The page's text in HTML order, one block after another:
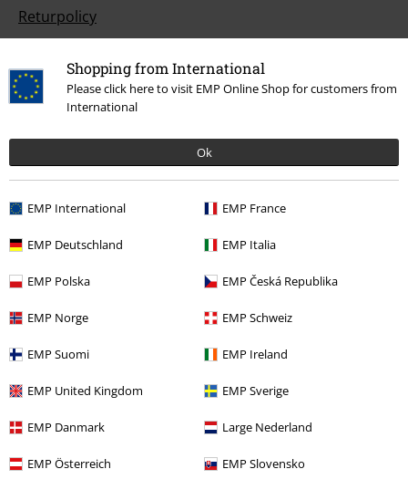
Shopping from International
Please click here to visit EMP Online Shop for customers from
International
Ok
EMP International EMP France
EMP Deutschland EMP Italia
EMP Polska EMP Česká Republika
EMP Norge EMP Schweiz
EMP Suomi EMP Ireland
EMP United Kingdom EMP Sverige
EMP Danmark Large Nederland
EMP Österreich EMP Slovensko
Returpolicy
Generell storleksguide
Betalningsmetod
Dina erbjudanden
Tävlingar
Beställ EMP-presentkort
Studentrabatt
EMP Backstage Club
Om EMP